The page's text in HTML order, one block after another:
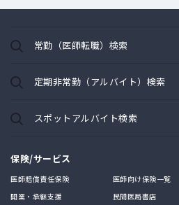
常勤（医師転職）検索
定期非常勤（アルバイト）検索
スポットアルバイト検索
保険/サービス
医師賠償責任保険
医師向け保険一覧
開業・承継支援
民間医局書店